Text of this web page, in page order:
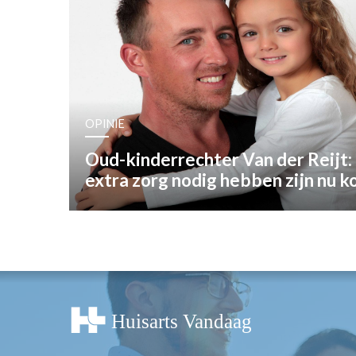
OPINIE
TARIEVEN
MEDISCHE
INLOGGEN
REGISTRATIE
OPINIE
Oud-kinderrechter Van der Reijt:
extra zorg nodig hebben zijn nu